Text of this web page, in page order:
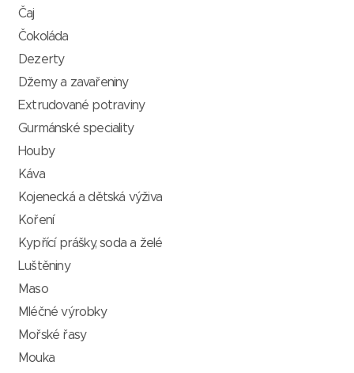
Čaj
Čokoláda
Dezerty
Džemy a zavařeniny
Extrudované potraviny
Gurmánské speciality
Houby
Káva
Kojenecká a dětská výživa
Koření
Kypřící prášky, soda a želé
Luštěniny
Maso
Mléčné výrobky
Mořské řasy
Mouka